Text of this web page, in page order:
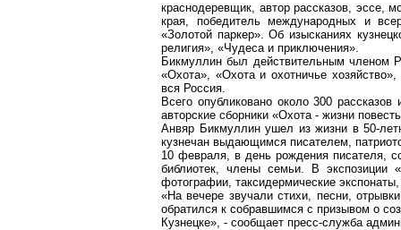
краснодеревщик, автор рассказов, эссе,
края, победитель международных и
«Золотой паркер». Об изысканиях
религия», «Чудеса и приключения».
Бикмуллин был действительным членом
«Охота», «Охота и охотничье
вся Россия.
Всего опубликовано около 300
авторские сборники «Охота - жизни
Анвяр Бикмуллин ушел из жизни в 50-
кузнечан выдающимся писателем,
10 февраля, в день рождения писателя,
библиотек, члены семьи. В экспозиции
фотографии, таксидермические
«На вечере звучали стихи, песни,
обратился к собравшимся с призывом о
Кузнецке», - сообщает пресс-служба